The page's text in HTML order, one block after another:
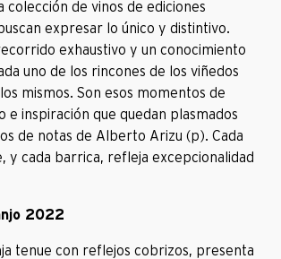
colección de vinos de ediciones
expresar lo único y distintivo.
exhaustivo y un conocimiento
uno de los rincones de los viñedos
mismos. Son esos momentos de
e inspiración que quedan plasmados
de notas de Alberto Arizu (p). Cada
y cada barrica, refleja excepcionalidad
2022
tenue con reflejos cobrizos, presenta